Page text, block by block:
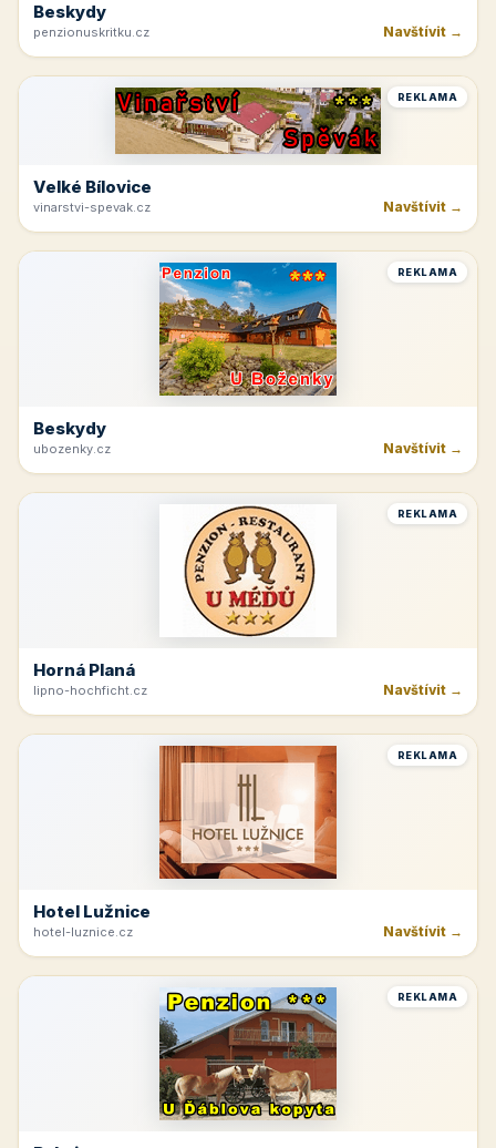
Beskydy
penzionuskritku.cz Navštívit →
REKLAMA
Velké Bílovice
vinarstvi-spevak.cz Navštívit →
REKLAMA
Beskydy
ubozenky.cz Navštívit →
REKLAMA
Horná Planá
lipno-hochficht.cz Navštívit →
REKLAMA
Hotel Lužnice
hotel-luznice.cz Navštívit →
REKLAMA